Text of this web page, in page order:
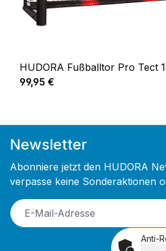
HUDORA Fußballtor Pro Tect
Regulärer Preis:
99,95 €
Newsletter
Abonniere jetzt den HUDORA
verpasse keine Sonderaktionen
Anti-